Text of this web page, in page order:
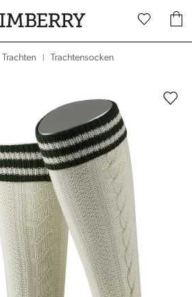
Trachten Trachtensocken